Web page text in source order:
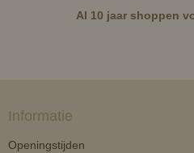
Al 10 jaar shoppen
Informatie
Openingstijden